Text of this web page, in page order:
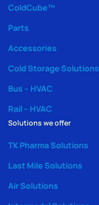
ColdCube™
Parts
Accessories
Cold Storage Solutions
Bus – HVAC
Rail – HVAC
Solutions we offer
TK Pharma Solutions
Last Mile Solutions
Air Solutions